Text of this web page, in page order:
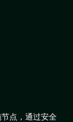
点，通过安全